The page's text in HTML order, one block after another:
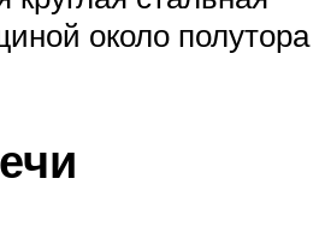
около полутора